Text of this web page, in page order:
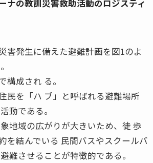
ナの教訓災害救助活動のロジスティ
害発生に備えた避難計画を図1のよ
構成され る。
民を「ハ ブ」と呼ばれる避難場所
動である。
地域の広がりが大きいため、徒 歩
を結んでいる 民間バスやスクールバ
難させることが特徴的である。